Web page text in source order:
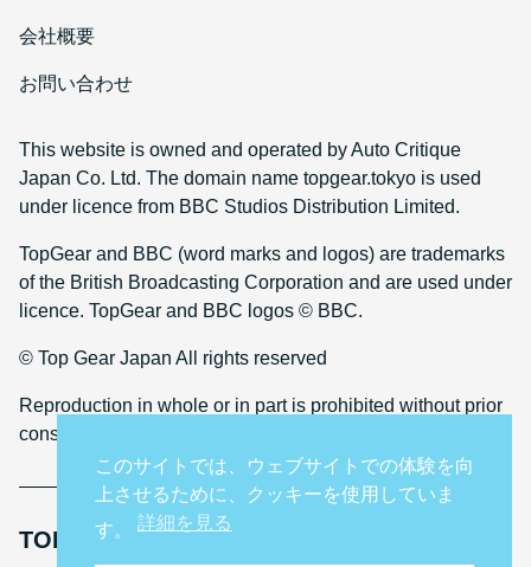
会社概要
お問い合わせ
This website is owned and operated by Auto Critique
Japan Co. Ltd. The domain name topgear.tokyo is used
under licence from BBC Studios Distribution Limited.
TopGear and BBC (word marks and logos) are trademarks
of the British Broadcasting Corporation and are used under
licence. TopGear and BBC logos © BBC.
© Top Gear Japan All rights reserved
Reproduction in whole or in part is prohibited without prior
consent
TOP GEAR INTERNATIONAL SITES
このサイトでは、ウェブサイトでの体験を向
上させるために、クッキーを使用していま
す。 詳細を見る